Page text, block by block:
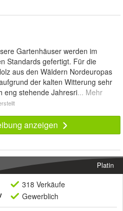
Gartenhäuser werden im
Standards gefertigt. Für die
aus den Wäldern Nordeuropas
der kalten Witterung sehr
eng stehende Jahresri... Mehr
anzeigen
Platin
318 Verkäufe
Gewerblich